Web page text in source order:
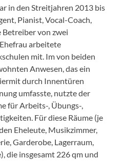
in den Streitjahren 2013 bis
Pianist, Vocal-Coach,
Betreiber von zwei
arbeitete
mit. Im von beiden
Anwesen, das ein
durch Innentüren
umfasste, nutzte der
für Arbeits-, Übungs-,
Für diese Räume (je
Eheleute, Musikzimmer,
Garderobe, Lagerraum,
die insgesamt 226 qm und